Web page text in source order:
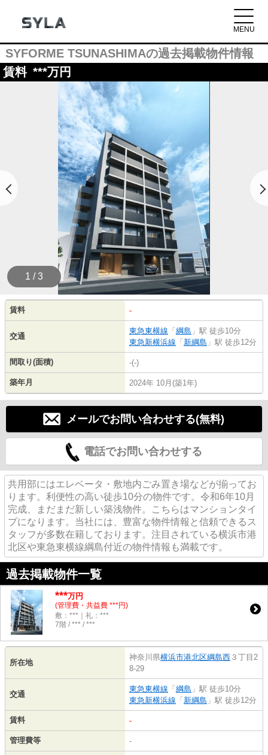
SYFORME TSUNASHIMAの過去掲載物件情報
賃料 ***万円
1 / 3
賃料 -
交通
東急東横線 「 綱島 」駅 徒歩10分
東急新横浜線 「 新綱島 」駅 徒歩12分
間取り(面積) -(-)
築年月 2024年 10月(築1年)
メールでお問い合わせする(無料)
電話でお問い合わせする
共用部にはエレベータ・敷地内ごみ置き場などが揃ってお
ります。利便性の高い徒歩10分の物件です。令和6年10月
完成、まだまだ新しい築浅物件。こちらはマンションタイ
プになります。当社には、豊富な物件情報と信頼できるス
タッフが多数在籍しております。注目されている横浜市港
北区や東急東横線綱島付近の物件情報も満載です。
過去掲載物件一覧
***万円
(管理費・共益費 ***円)
敷：***｜礼：***
7階 / *** / ***
所在地
神奈川県横浜市港北区綱島西 ３丁目2
8-29
交通
東急東横線 「 綱島 」駅 徒歩10分
東急新横浜線 「 新綱島 」駅 徒歩12分
賃料 -
管理費等 -